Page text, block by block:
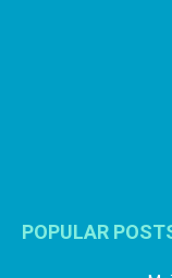
POPULAR